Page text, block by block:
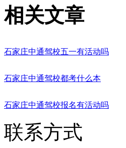
相关文章
石家庄中通驾校五一有活动吗
石家庄中通驾校都考什么本
石家庄中通驾校报名有活动吗
联系方式